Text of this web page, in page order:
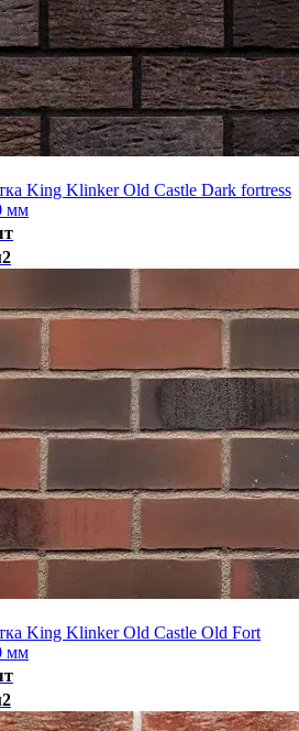
King Klinker Old Castle Dark fortress
мм
King Klinker Old Castle Old Fort
мм